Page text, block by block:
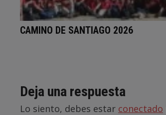
CAMINO DE SANTIAGO 2026
Deja una respuesta
Lo siento, debes estar conectado